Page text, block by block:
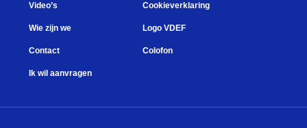
Video’s
Wie zijn we
Contact
Ik wil aanvragen
Cookieverklaring
Logo VDEF
Colofon